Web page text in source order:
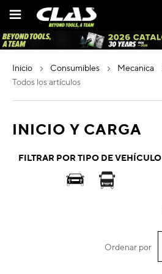
inicio consumibles mecanica
todos los artículos
INICIO Y CARGA
FILTRAR POR TIPO DE VEHÍCULO
Ordenar por